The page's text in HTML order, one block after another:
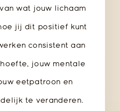
wat jouw lichaam
jij dit positief kunt
consistent aan
jouw mentale
eetpatroon en
te veranderen.